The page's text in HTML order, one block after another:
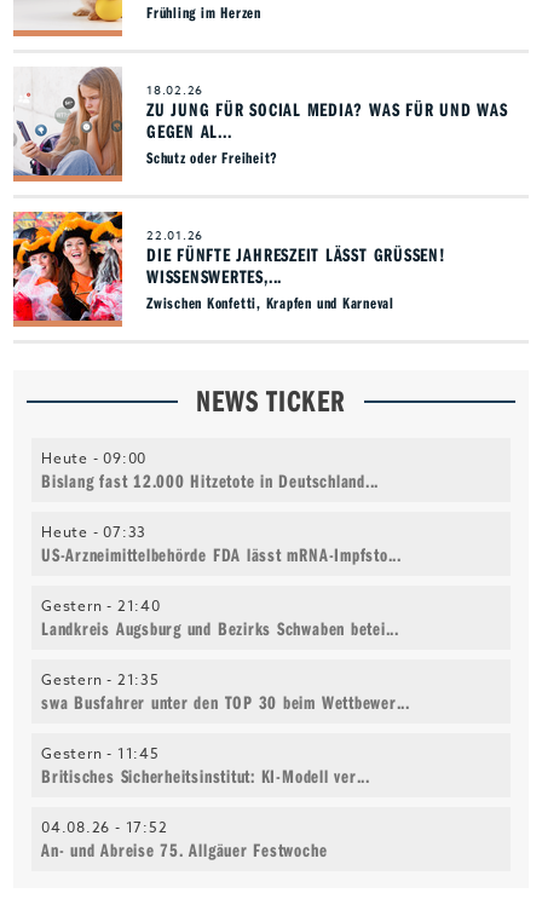
Frühling im Herzen
18.02.26
ZU JUNG FÜR SOCIAL MEDIA? WAS FÜR UND WAS
GEGEN AL...
Schutz oder Freiheit?
22.01.26
DIE FÜNFTE JAHRESZEIT LÄSST GRÜSSEN! W
ISSENSWERTES,...
Zwischen Konfetti, Krapfen und Karneval
NEWS TICKER
Heute -09:00
Bislang fast 12.000 Hitzetote in Deutschland...
Heute -07:33
US-Arzneimittelbehörde FDA lässt mRNA-Impfsto...
Gestern - 21:40
Landkreis Augsburg und Bezirks Schwaben betei...
Gestern - 21:35
swa Busfahrer unter den TOP 30 beim Wettbewer...
Gestern - 11:45
Britisches Sicherheitsinstitut: KI-Modell ver...
04.08.26 - 17:52
An- und Abreise 75. Allgäuer Festwoche